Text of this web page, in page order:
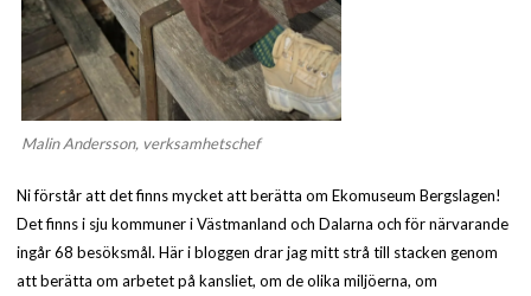
Malin Andersson, verksamhetschef
Ni förstår att det finns mycket att berätta om Ekomuseum Bergslagen!
Det finns i sju kommuner i Västmanland och Dalarna och för närvarande
ingår 68 besöksmål. Här i bloggen drar jag mitt strå till stacken genom
att berätta om arbetet på kansliet, om de olika miljöerna, om